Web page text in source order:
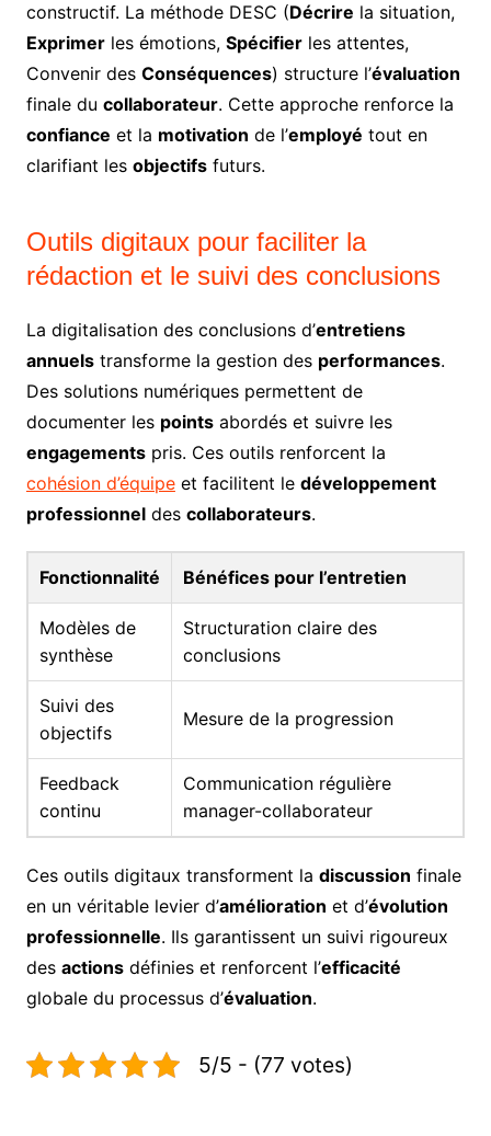
constructif. La méthode DESC (Décrire la situation,
Exprimerles émotions, Spécifierles attentes,
Convenir des Conséquences) structure l’évaluation
finale du collaborateur. Cette approche renforce la
confiance et la motivation de l’employé tout en
clarifiant les objectifsfuturs.
Outils digitaux pour faciliter la
rédaction et le suivi des conclusions
La digitalisation des conclusions d’entretiens
annuelstransforme la gestion des performances.
Des solutions numériques permettent de
documenter les pointsabordés et suivre les
engagementspris. Ces outils renforcent la
cohésion d’équipeet facilitent le développement
professionneldes collaborateurs.
Fonctionnalité Bénéfices pour l’entretien
Modèles de
synthèse
Structuration claire des
conclusions
Suivi des
objectifs
Mesure de la progression
Feedback
continu
Communication régulière
manager-collaborateur
Ces outils digitaux transforment la discussion finale
en un véritable levier d’amélioration et d’évolution
professionnelle. Ils garantissent un suivi rigoureux
des actionsdéfinies et renforcent l’efficacité
globale du processus d’évaluation.
5/5 - (77 votes)